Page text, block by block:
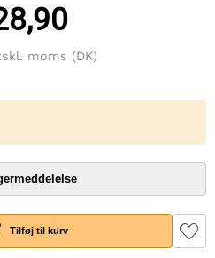
moms (DK)
Tilføj til kurv